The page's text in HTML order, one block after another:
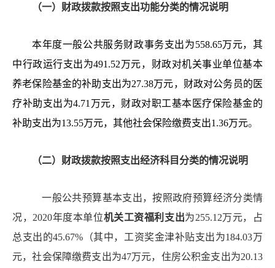
（一）财政拨款按照支出功能分类的情况说明
本年度一般公共服务财政事务支出为558.65万元，其
中行政运行支出为491.52万元，财政对机关事业单位基本
养老保险基金的补助支出为27.38万元，财政对公务员的医
疗补助支出为4.71 万元，财政对职工基本医疗保险基金的
补助支出为13.55万元， 其他社会保险缴费支出1.36万元。
（二）财政拨款按照支出经济科目分类的情况说明
一般公共预算基本支出，按照政府预算经济分类情
况，2020年度本单位机关工资福利支出为255.12万元，占
总支出的45.67%（其中，工资奖金津补贴支出为184.03万
元，社会保障缴费支出为47万元，住房公积金支出为20.13